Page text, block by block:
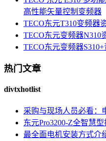
高性能矢量控制变频器
TECO东元T310变频器
TECO东元变频器N310
TECO东元变频器
热门文章
divtxhotlist
采购与现场人员必看：
东元Pro3200-Z全智慧
最全面电机安装方式介